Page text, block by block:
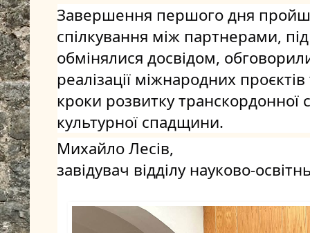
Завершення першого дня
спілкування між партнерами,
обмінялися досвідом,
реалізації міжнародних
кроки розвитку транскордонної
культурної спадщини.
Михайло Лесів,
завідувач відділу науково-